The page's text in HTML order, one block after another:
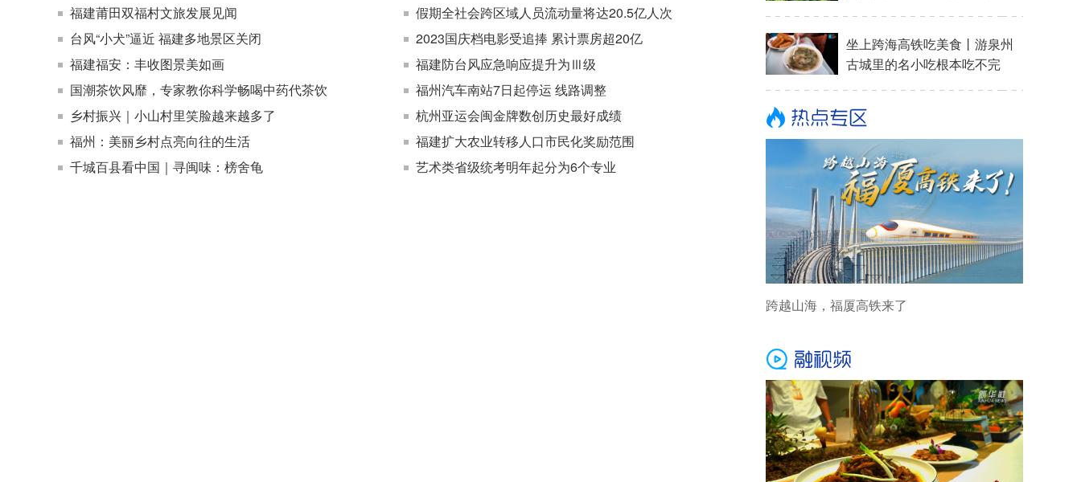
福建莆田双福村文旅发展见闻
台风“小犬”逼近 福建多地景区关闭
福建福安：丰收图景美如画
国潮茶饮风靡，专家教你科学畅喝中药代茶饮
乡村振兴｜小山村里笑脸越来越多了
福州：美丽乡村点亮向往的生活
千城百县看中国｜寻闽味：榜舍龟
假期全社会跨区域人员流动量将达20.5亿人次
2023国庆档电影受追捧 累计票房超20亿
福建防台风应急响应提升为Ⅲ级
福州汽车南站7日起停运 线路调整
杭州亚运会闽金牌数创历史最好成绩
福建扩大农业转移人口市民化奖励范围
艺术类省级统考明年起分为6个专业
坐上跨海高铁吃美食丨游泉州
古城里的名小吃根本吃不完
跨越山海，福厦高铁来了